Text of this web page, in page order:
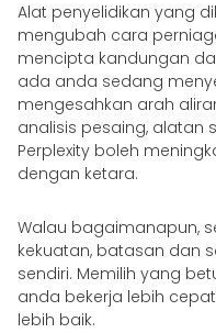
Alat penyelidikan yang
mengubah cara
mencipta kandungan
ada anda sedang
mengesahkan arah
analisis pesaing, alatan
Perplexity boleh
dengan ketara.
Walau bagaimanapun,
kekuatan, batasan dan
sendiri. Memilih yang
anda bekerja lebih
lebih baik.